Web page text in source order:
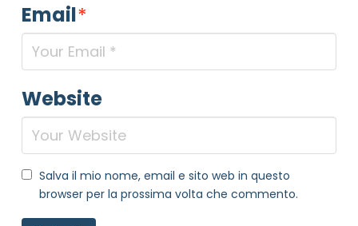
Email*
Website
Salva il mio nome, email e sito web in questo
browser per la prossima volta che commento.